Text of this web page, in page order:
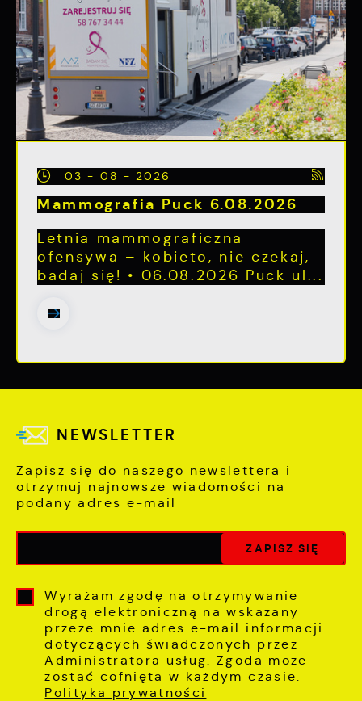
03 - 08 - 2026
Mammografia Puck 6.08.2026
Letnia mammograficzna
ofensywa – kobieto, nie czekaj,
badaj się! • 06.08.2026 Puck ul...
NEWSLETTER
Zapisz się do naszego newslettera i
otrzymuj najnowsze wiadomości na
podany adres e-mail
Wyrażam zgodę na otrzymywanie
drogą elektroniczną na wskazany
przeze mnie adres e-mail informacji
dotyczących świadczonych przez
Administratora usług. Zgoda może
zostać cofnięta w każdym czasie.
Polityka prywatności